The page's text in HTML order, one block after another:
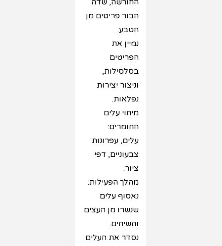
החורשה, שדה
הבור פריטים מן
הטבע.
נמיין את
הפריטים
בסלסילות,
וניצור יצירות
נפלאות.
מיחוי עלים
החומרים:
עלים, עפרונות
צבעוניים, דפי
ציור.
מהלך הפעילות:
נאסוף עלים
שנשרו מן העצים
והשיחים.
נסדר את העלים